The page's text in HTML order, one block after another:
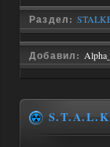
Раздел:
Добавил: